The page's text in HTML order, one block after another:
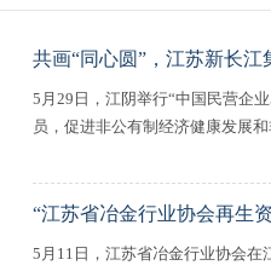
共画“同心圆”，江苏新长
5月29日，江阴举行“中国民营企
员，促进非公有制经济健康发展
“江苏省冶金行业协会再生
5月11日，江苏省冶金行业协会在